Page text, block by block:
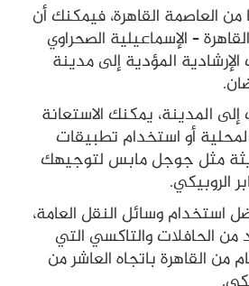
من العاصمة القاهرة، فيمكنك أن
– الإسماعيلية الصحراوي
الإرشادية المؤدية إلى مدينة
المدينة، يمكنك الاستعانة
أو استخدام تطبيقات
مثل جوجل مابس لتوجيهك
الروبيكي.
استخدام وسائل النقل العامة،
من الحافلات والتاكسي التي
من القاهرة باتجاه العاشر من